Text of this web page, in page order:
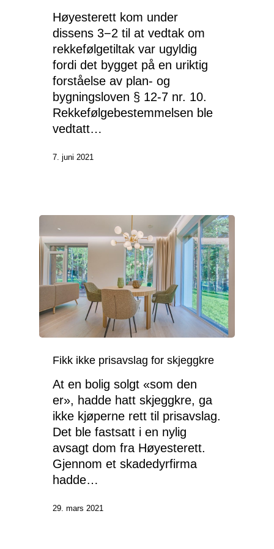
Høyesterett kom under
dissens 3−2 til at vedtak om
rekkefølgetiltak var ugyldig
fordi det bygget på en uriktig
forståelse av plan- og
bygningsloven § 12-7 nr. 10.
Rekkefølgebestemmelsen ble
vedtatt…
7. juni 2021
Fikk ikke prisavslag for skjeggkre
At en bolig solgt «som den
er», hadde hatt skjeggkre, ga
ikke kjøperne rett til prisavslag.
Det ble fastsatt i en nylig
avsagt dom fra Høyesterett.
Gjennom et skadedyrfirma
hadde…
29. mars 2021
EN
NO
Karriere
Kontakt oss